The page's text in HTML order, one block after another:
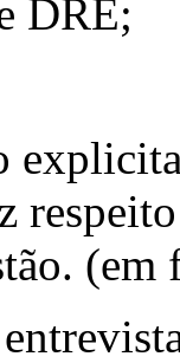
DRE;
(em